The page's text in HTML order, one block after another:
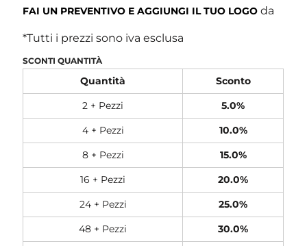
FAI UN PREVENTIVO E AGGIUNGI IL TUO LOGO da
*Tutti i prezzi sono iva esclusa
SCONTI QUANTITÀ
Quantità
Sconto
2 + Pezzi
5.0%
4 + Pezzi
10.0%
8 + Pezzi
15.0%
16 + Pezzi
20.0%
24 + Pezzi
25.0%
48 + Pezzi
30.0%